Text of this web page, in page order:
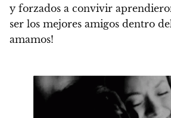
y forzados a convivir
ser los mejores amigos dentro
amamos!